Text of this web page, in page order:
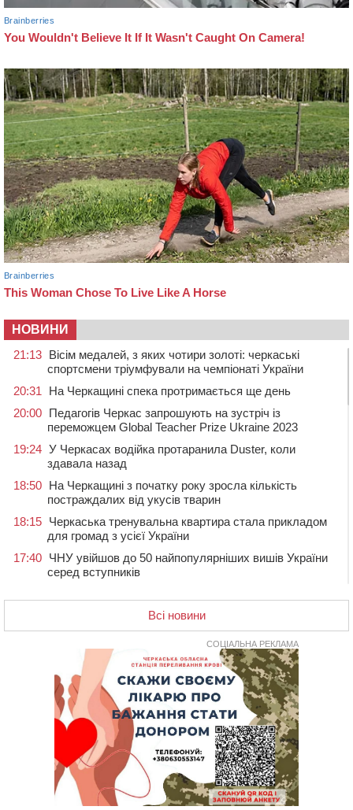
НОВИНИ
21:13 Вісім медалей, з яких чотири золоті: черкаські
спортсмени тріумфували на чемпіонаті України
20:31
На Черкащині спека протримається ще день
20:00 Педагогів Черкас запрошують на зустріч із
переможцем Global Teacher Prize Ukraine 2023
19:24 У Черкасах водійка протаранила Duster, коли
здавала назад
18:50 На Черкащині з початку року зросла кількість
постраждалих від укусів тварин
18:15 Черкаська тренувальна квартира стала прикладом
для громад з усієї України
17:40 ЧНУ увійшов до 50 найпопулярніших вишів України
серед вступників
контейнерний майданчик
16:32
Без розтину грудної клітки: у Черкасах 75-річній
пацієнтці замінили аортальний клапан
У Черкаському онкоцентрі встановили сонячну
електростанцію за понад пів мільйона гривень
У Київській області прощаються з полеглим на
фронті жителем Монастирищини
У Черкасах містяни через нову скляну зупинку і
вирізані дерева потерпають від спеки: Бондаренко
обіцяє масштабне озеленення
Провокував конфлікт і зачинився в автівці: у ТЦК
Всі новини
СОЦІАЛЬНА РЕКЛАМА